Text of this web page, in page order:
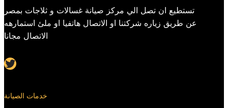
تستطيع ان تصل الي مركز صيانة غسالات و ثلاجات بمصر
عن طريق زياره شركتنا او الاتصال هاتفيا او ملئ استمارهه
الاتصال مجانا
Twitter
خدمات الصيانة